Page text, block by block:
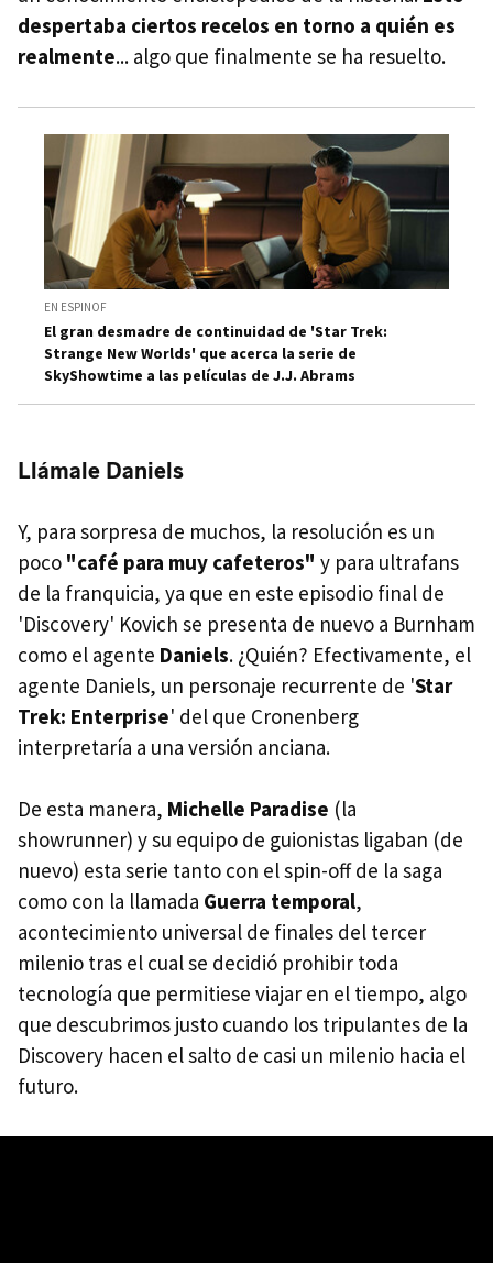
despertaba ciertos recelos en torno a quién es
realmente... algo que finalmente se ha resuelto.
EN ESPINOF
El gran desmadre de continuidad de 'Star Trek:
Strange New Worlds' que acerca la serie de
SkyShowtime a las películas de J.J. Abrams
Llámale Daniels
Y, para sorpresa de muchos, la resolución es un
poco "café para muy cafeteros" y para ultrafans
de la franquicia, ya que en este episodio final de
'Discovery' Kovich se presenta de nuevo a Burnham
como el agente Daniels. ¿Quién? Efectivamente, el
agente Daniels, un personaje recurrente de 'Star
Trek: Enterprise' del que Cronenberg
interpretaría a una versión anciana.
De esta manera, Michelle Paradise (la
showrunner) y su equipo de guionistas ligaban (de
nuevo) esta serie tanto con el spin-off de la saga
como con la llamada Guerra temporal,
acontecimiento universal de finales del tercer
milenio tras el cual se decidió prohibir toda
tecnología que permitiese viajar en el tiempo, algo
que descubrimos justo cuando los tripulantes de la
Discovery hacen el salto de casi un milenio hacia el
futuro.